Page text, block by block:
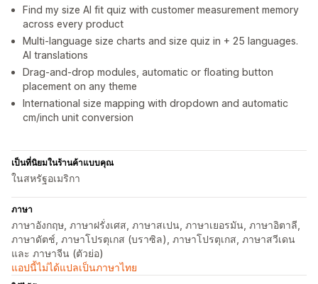
Find my size AI fit quiz with customer measurement memory
across every product
Multi-language size charts and size quiz in + 25 languages.
AI translations
Drag-and-drop modules, automatic or floating button
placement on any theme
International size mapping with dropdown and automatic
cm/inch unit conversion
เป็นที่นิยมในร้านค้าแบบคุณ
ในสหรัฐอเมริกา
ภาษา
ภาษาอังกฤษ, ภาษาฝรั่งเศส, ภาษาสเปน, ภาษาเยอรมัน, ภาษาอิตาลี,
ภาษาดัตช์, ภาษาโปรตุเกส (บราซิล), ภาษาโปรตุเกส, ภาษาสวีเดน
และ ภาษาจีน (ตัวย่อ)
แอปนี้ไม่ได้แปลเป็นภาษาไทย